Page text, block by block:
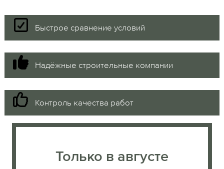
Быстрое сравнение условий
Надёжные строительные компании
Контроль качества работ
Только в августе